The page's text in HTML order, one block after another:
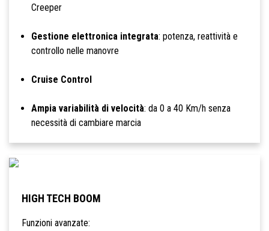
Creeper
Gestione elettronica integrata: potenza, reattività e
controllo nelle manovre
Cruise Control
Ampia variabilità di velocità: da 0 a 40 Km/h senza
necessità di cambiare marcia
HIGH TECH BOOM
Funzioni avanzate: